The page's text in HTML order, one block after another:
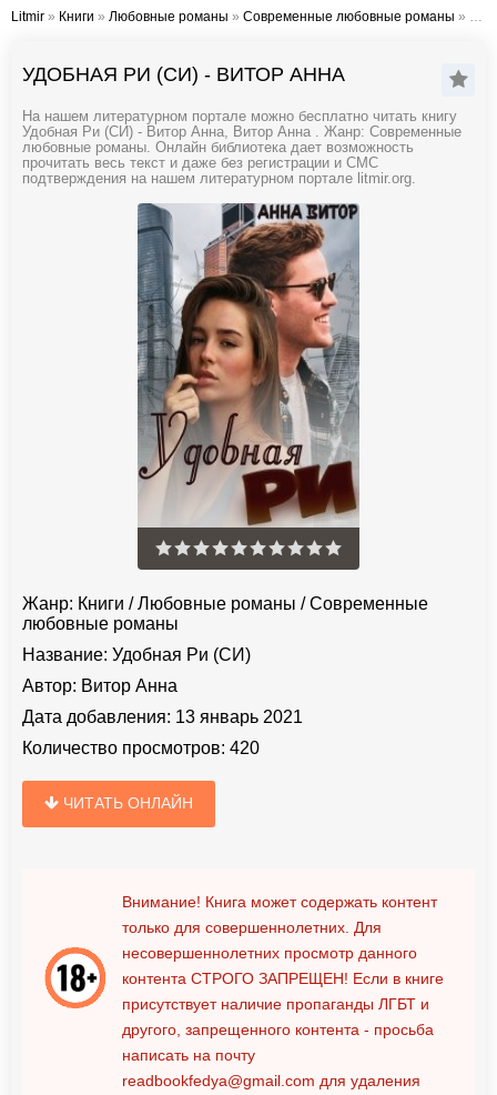
Litmir » Книги » Любовные романы » Современные любовные романы » Удобная Ри (СИ) - Витор Анна
УДОБНАЯ РИ (СИ) - ВИТОР АННА
На нашем литературном портале можно бесплатно читать книгу
Удобная Ри (СИ) - Витор Анна, Витор Анна . Жанр: Современные
любовные романы. Онлайн библиотека дает возможность
прочитать весь текст и даже без регистрации и СМС
подтверждения на нашем литературном портале litmir.org.
Жанр: Книги /Любовные романы /Современные
любовные романы
Название: Удобная Ри (СИ)
Автор: Витор Анна
Дата добавления: 13 январь 2021
Количество просмотров: 420
ЧИТАТЬ ОНЛАЙН
Внимание! Книга может содержать контент
только для совершеннолетних. Для
несовершеннолетних просмотр данного
контента СТРОГО ЗАПРЕЩЕН! Если в книге
присутствует наличие пропаганды ЛГБТ и
другого, запрещенного контента - просьба
написать на почту
readbookfedya@gmail.com для удаления